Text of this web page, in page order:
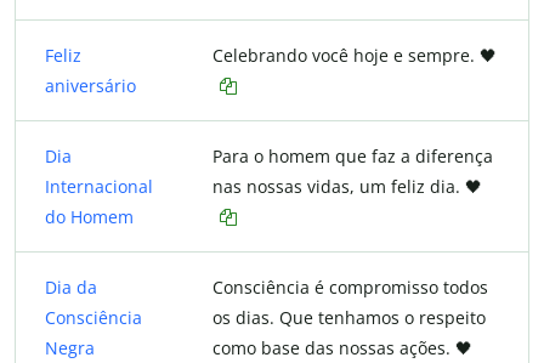
Feliz
aniversário
Celebrando você hoje e sempre. 🖤
Dia
Internacional
do Homem
Para o homem que faz a diferença
nas nossas vidas, um feliz dia. 🖤
Dia da
Consciência
Negra
Consciência é compromisso todos
os dias. Que tenhamos o respeito
como base das nossas ações. 🖤